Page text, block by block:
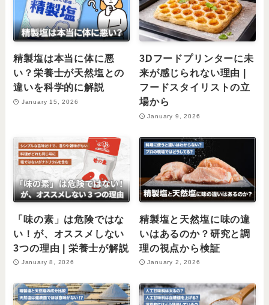
精製塩は本当に体に悪
い？栄養士が天然塩との
違いを科学的に解説
January 15, 2026
3Dフードプリンターに未
来が感じられない理由 |
フードスタイリストの立
場から
January 9, 2026
「味の素」は危険ではな
い！が、オススメしない
3つの理由 | 栄養士が解説
January 8, 2026
精製塩と天然塩に味の違
いはあるのか？研究と調
理の視点から検証
January 2, 2026